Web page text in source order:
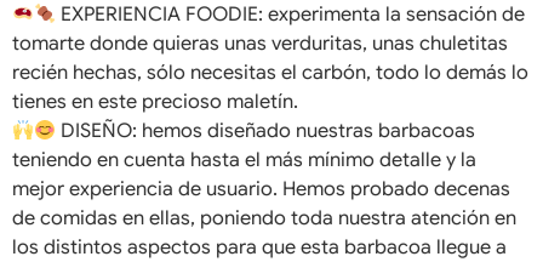
EXPERIENCIA FOODIE: experimenta la sensación de
tomarte donde quieras unas verduritas, unas chuletitas
recién hechas, sólo necesitas el carbón, todo lo demás lo
tienes en este precioso maletín.
DISEÑO: hemos diseñado nuestras barbacoas
teniendo en cuenta hasta el más mínimo detalle y la
mejor experiencia de usuario. Hemos probado decenas
de comidas en ellas, poniendo toda nuestra atención en
los distintos aspectos para que esta barbacoa llegue a